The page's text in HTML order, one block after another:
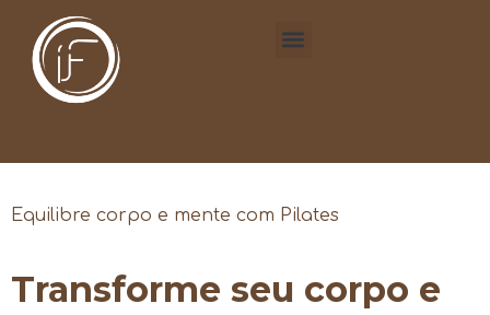
Equilibre corpo e mente com Pilates
Transforme seu corpo e